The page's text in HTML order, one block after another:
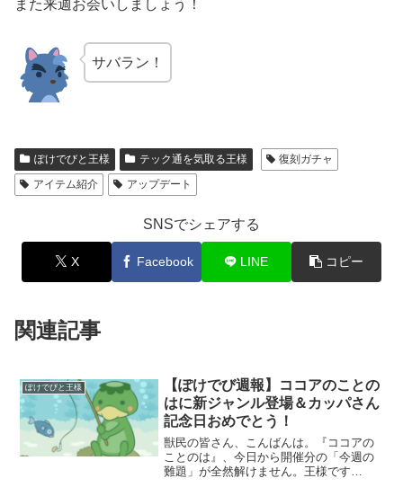
また来週お会いしましょう！
サバラン！
ぽけでびと王様 テック通を気取る王様
復刻ガチャ
アイテム紹介
アップデート
SNSでシェアする
X Facebook LINE コピー
関連記事
ぽけでびと王様
【ぽけでび週報】ココアのことの
はに新ジャンル登場＆カッパさん
記念日おめでとう！
獣民の皆さん、こんばんは。『ココアの
ことのは』、今日から開催分の「今週の
難題」が全然解けません。王様です